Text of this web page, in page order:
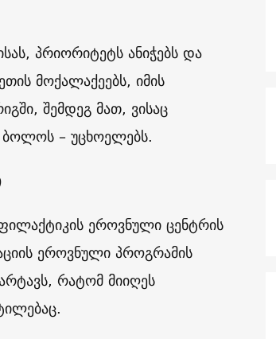
პრიორიტეტს ანიჭებს და
მოქალაქეებს, იმის
შემდეგ მათ, ვისაც
– უცხოელებს.
ეროვნული ცენტრის
ეროვნული პროგრამის
რატომ მიიღეს